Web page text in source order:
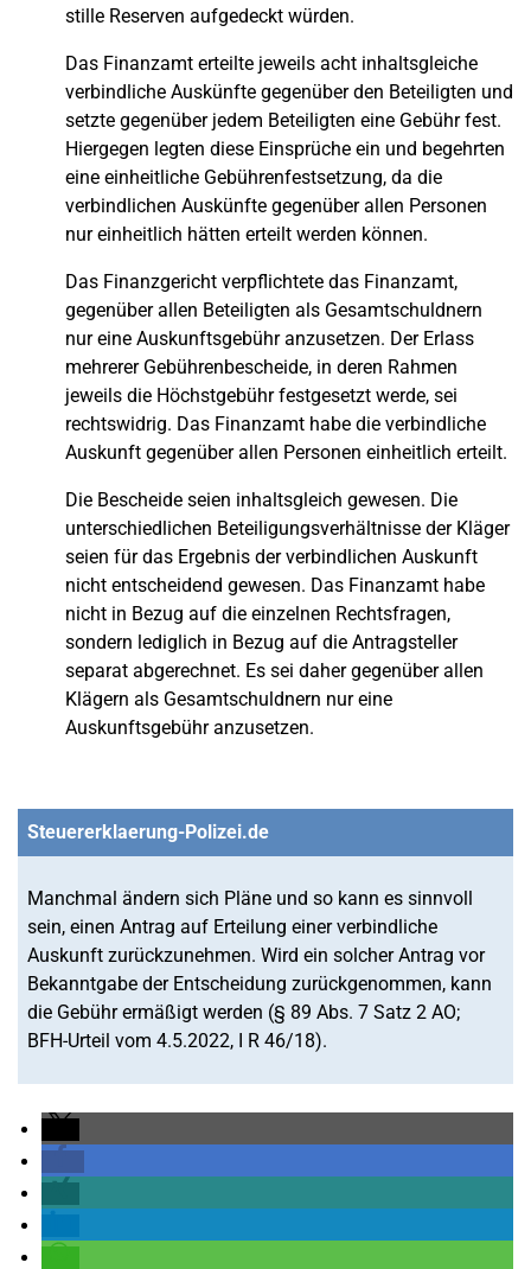
stille Reserven aufgedeckt würden.
Das Finanzamt erteilte jeweils acht inhaltsgleiche
verbindliche Auskünfte gegenüber den Beteiligten und
setzte gegenüber jedem Beteiligten eine Gebühr fest.
Hiergegen legten diese Einsprüche ein und begehrten
eine einheitliche Gebührenfestsetzung, da die
verbindlichen Auskünfte gegenüber allen Personen
nur einheitlich hätten erteilt werden können.
Das Finanzgericht verpflichtete das Finanzamt,
gegenüber allen Beteiligten als Gesamtschuldnern
nur eine Auskunftsgebühr anzusetzen. Der Erlass
mehrerer Gebührenbescheide, in deren Rahmen
jeweils die Höchstgebühr festgesetzt werde, sei
rechtswidrig. Das Finanzamt habe die verbindliche
Auskunft gegenüber allen Personen einheitlich erteilt.
Die Bescheide seien inhaltsgleich gewesen. Die
unterschiedlichen Beteiligungsverhältnisse der Kläger
seien für das Ergebnis der verbindlichen Auskunft
nicht entscheidend gewesen. Das Finanzamt habe
nicht in Bezug auf die einzelnen Rechtsfragen,
sondern lediglich in Bezug auf die Antragsteller
separat abgerechnet. Es sei daher gegenüber allen
Klägern als Gesamtschuldnern nur eine
Auskunftsgebühr anzusetzen.
Steuererklaerung-Polizei.de
Manchmal ändern sich Pläne und so kann es sinnvoll
sein, einen Antrag auf Erteilung einer verbindliche
Auskunft zurückzunehmen. Wird ein solcher Antrag vor
Bekanntgabe der Entscheidung zurückgenommen, kann
die Gebühr ermäßigt werden (§ 89 Abs. 7 Satz 2 AO;
BFH-Urteil vom 4.5.2022, I R 46/18).